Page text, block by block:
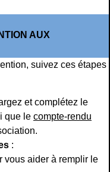
AUX
suivez ces étapes
et complétez le
que le compte-rendu
:
vous aider à remplir le